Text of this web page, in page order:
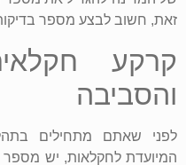
זאת, חשוב לבצע מספר
קרקע
והסביבה
לפני שאתם מתחילים
המיועדת לחקלאות, יש